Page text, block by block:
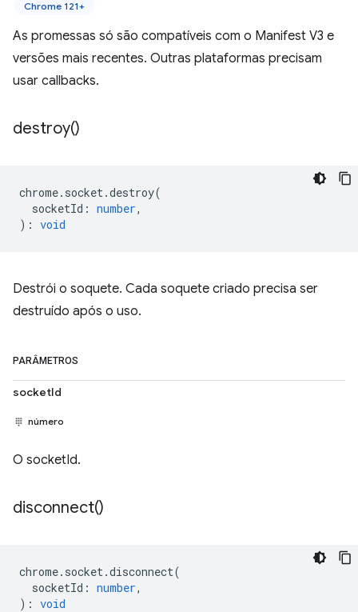
Chrome 121+
As promessas só são compatíveis com o Manifest V3 e
versões mais recentes. Outras plataformas precisam
usar callbacks.
destroy()
chrome. socket.destroy(
socketId : number,
) : void
Destrói o soquete. Cada soquete criado precisa ser
destruído após o uso.
PARÂMETROS
socketId
número
O socketId.
disconnect()
chrome. socket.disconnect(
socketId : number,
) : void